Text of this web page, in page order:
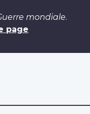
mondiale.
page